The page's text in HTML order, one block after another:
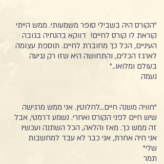
"הקורס היה בשבילי סופר משמעותי. ממש הייתי
קוראת לו קורס לחיים! דווקא בהנחיה בגובה
העיניים, הכל כך מחוברת לחיים. תוספת עצומה
לארגז הכלים, והתחושה היא שזו רק נגיעה
בעולם ומלואו.."
נעמה
"חוויה משנה חיים...לחלוטין. אני ממש מרגישה
שיש חיים לפני הקורס ואחרי. נשמע דרמטי, אבל
זה ממש כך. מאז והלאה, הכל השתנה ועכשיו
אני חיה אחרת, אני כבר לא עבד למחשבות
שלי"
תמר